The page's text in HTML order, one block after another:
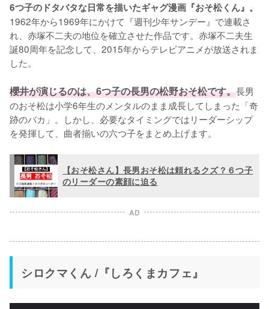
6つ子のドタバタな日常を描いたギャグ漫画『おそ松くん』。
1962年から1969年にかけて『週刊少年サンデー』で連載さ
れ、赤塚不二夫の地位を確立させた作品です。赤塚不二夫生
誕80周年を記念して、2015年からテレビアニメが放送されま
した。
櫻井が演じるのは、6つ子の長男の松野おそ松です。長男
のおそ松は小学6年生のメンタルのまま成長してしまった「奇
跡のバカ」。しかし、必要なタイミングではリーダーシップ
を発揮して、曲者揃いの六つ子をまとめ上げます。
【おそ松さん】長男おそ松は頼れるクズ？６つ子
のリーダーの素顔に迫る
AD
シロクマくん /『しろくまカフェ』